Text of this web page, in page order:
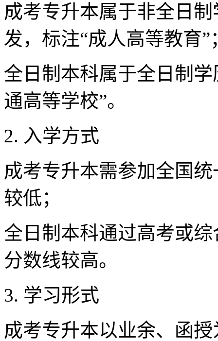
成考专升本属于非全日
发，标注“成人高等教育”
全日制本科属于全日制
通高等学校”。
2. 入学方式
成考专升本需参加全国
较低；
全日制本科通过高考或
分数线较高。
3. 学习形式
成考专升本以业余、函